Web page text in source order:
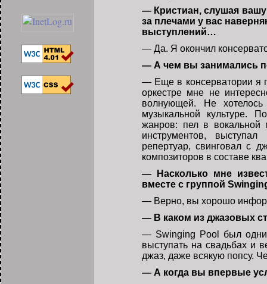
— Кристиан, слушая вашу
за плечами у вас
выступлений…
— Да. Я окончил
— А чем вы занимались
— Еще в консерватории я
оркестре мне не
волнующей. Не
музыкальной культуре.
жанров: пел в вокальной
инструментов,
репертуар, свинговал с
композиторов в составе
— Насколько мне
вместе с группой
— Верно, вы хорошо
— В каком из джазовых
— Swinging Pool был
выступать на свадьбах и
джаз, даже всякую попсу.
— А когда вы впервые